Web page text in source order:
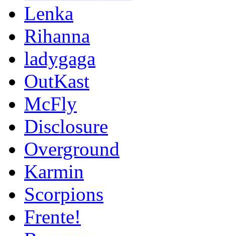
Lenka
Rihanna
ladygaga
OutKast
McFly
Disclosure
Overground
Karmin
Scorpions
Frente!